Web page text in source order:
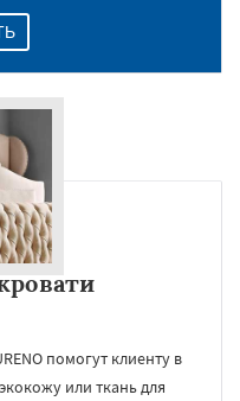
помогут клиенту в
или ткань для